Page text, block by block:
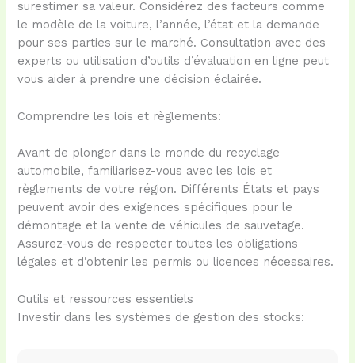
surestimer sa valeur. Considérez des facteurs comme
le modèle de la voiture, l’année, l’état et la demande
pour ses parties sur le marché. Consultation avec des
experts ou utilisation d’outils d’évaluation en ligne peut
vous aider à prendre une décision éclairée.
Comprendre les lois et règlements:
Avant de plonger dans le monde du recyclage
automobile, familiarisez-vous avec les lois et
règlements de votre région. Différents États et pays
peuvent avoir des exigences spécifiques pour le
démontage et la vente de véhicules de sauvetage.
Assurez-vous de respecter toutes les obligations
légales et d’obtenir les permis ou licences nécessaires.
Outils et ressources essentiels
Investir dans les systèmes de gestion des stocks: